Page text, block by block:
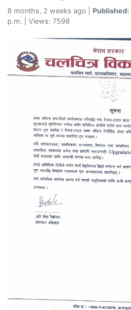
8 months, 2 weeks ago | Published:
p.m. | Views: 7598